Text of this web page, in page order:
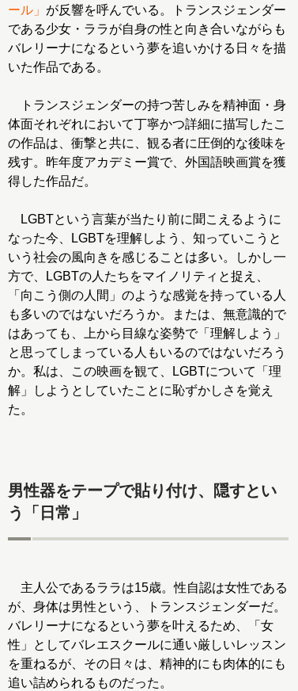
ール」 が反響を呼んでいる。トランスジェンダー
である少女・ララが自身の性と向き合いながらも
バレリーナになるという夢を追いかける日々を描
いた作品である。
トランスジェンダーの持つ苦しみを精神面・身
体面それぞれにおいて丁寧かつ詳細に描写したこ
の作品は、衝撃と共に、観る者に圧倒的な後味を
残す。昨年度アカデミー賞で、外国語映画賞を獲
得した作品だ。
LGBTという言葉が当たり前に聞こえるように
なった今、LGBTを理解しよう、知っていこうと
いう社会の風向きを感じることは多い。しかし一
方で、LGBTの人たちをマイノリティと捉え、
「向こう側の人間」のような感覚を持っている人
も多いのではないだろうか。または、無意識的で
はあっても、上から目線な姿勢で「理解しよう」
と思ってしまっている人もいるのではないだろう
か。私は、この映画を観て、LGBTについて「理
解」しようとしていたことに恥ずかしさを覚え
た。
男性器をテープで貼り付け、隠すとい
う「日常」
主人公であるララは15歳。性自認は女性である
が、身体は男性という、トランスジェンダーだ。
バレリーナになるという夢を叶えるため、「女
性」としてバレエスクールに通い厳しいレッスン
を重ねるが、その日々は、精神的にも肉体的にも
追い詰められるものだった。